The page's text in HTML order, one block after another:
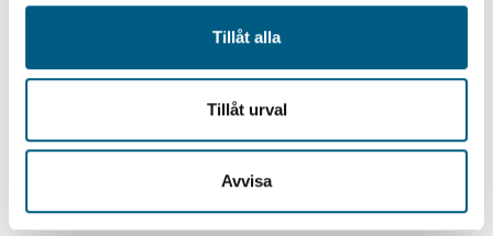
Tillåt alla
Tillåt urval
Avvisa
SORTING